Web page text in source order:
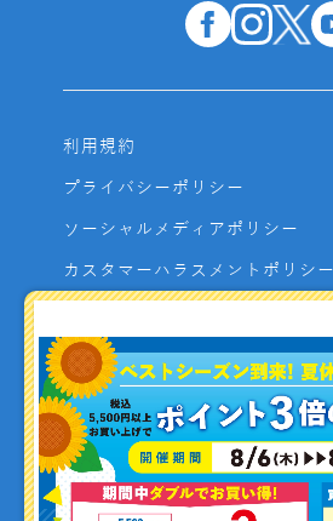
利用規約
プライバシーポリシー
ソーシャルメディアポリシー
カスタマーハラスメントポリシー
よくあるご質問
お問い合わせ
利用者資金の保全方法